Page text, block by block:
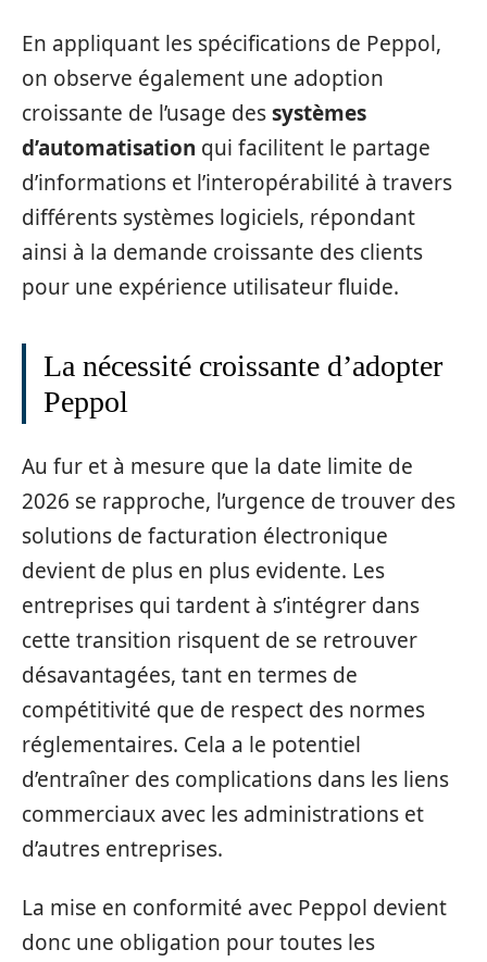
En appliquant les spécifications de Peppol,
on observe également une adoption
croissante de l’usage dessystèmes
d’automatisation qui facilitent le partage
d’informations et l’interopérabilité à travers
différents systèmes logiciels, répondant
ainsi à la demande croissante des clients
pour une expérience utilisateur fluide.
La nécessité croissante d’adopter
Peppol
Au fur et à mesure que la date limite de
2026 se rapproche, l’urgence de trouver des
solutions de facturation électronique
devient de plus en plus evidente. Les
entreprises qui tardent à s’intégrer dans
cette transition risquent de se retrouver
désavantagées, tant en termes de
compétitivité que de respect des normes
réglementaires. Cela a le potentiel
d’entraîner des complications dans les liens
commerciaux avec les administrations et
d’autres entreprises.
La mise en conformité avec Peppol devient
donc une obligation pour toutes les